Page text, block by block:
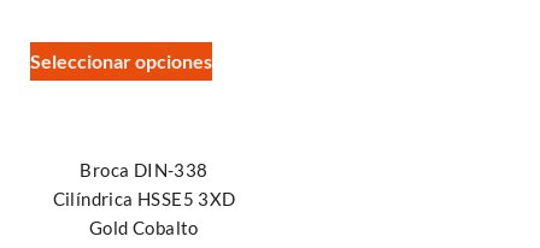
Seleccionar opciones
Broca DIN-338
Cilíndrica HSSE5 3XD
Gold Cobalto